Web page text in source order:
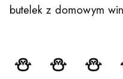
butelek z domowym
⛄ ⛄ ⛄